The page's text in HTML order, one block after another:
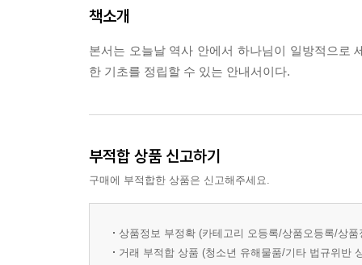
책소개
본서는 오늘날 역사 안에서 하나님이 일방적으로
한 기초를 정립할 수 있는 안내서이다.
부적합 상품 신고하기
구매에 부적합한 상품은 신고해주세요.
상품정보 부정확 (카테고리 오등록/상품오등록/상
거래 부적합 상품 (청소년 유해물품/기타 법규위반